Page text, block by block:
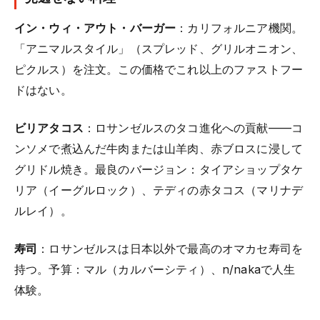
イン・ウィ・アウト・バーガー ：カリフォルニア機関。
「アニマルスタイル」（スプレッド、グリルオニオン、
ピクルス）を注文。この価格でこれ以上のファストフー
ドはない。
ビリアタコス ：ロサンゼルスのタコ進化への貢献——コ
ンソメで煮込んだ牛肉または山羊肉、赤ブロスに浸して
グリドル焼き。最良のバージョン：タイアショップタケ
リア（イーグルロック）、テディの赤タコス（マリナデ
ルレイ）。
寿司 ：ロサンゼルスは日本以外で最高のオマカセ寿司を
持つ。予算：マル（カルバーシティ）、n/nakaで人生
体験。